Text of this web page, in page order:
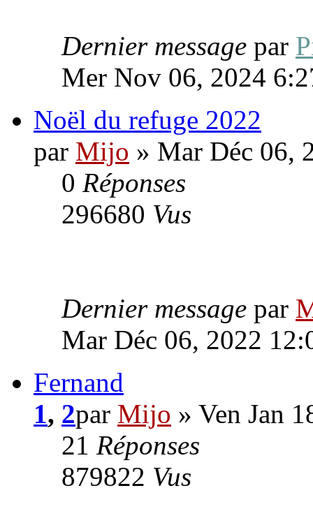
Dernier message par
Mer Nov 06, 2024
Noël du refuge 2022
par Mijo » Mar Déc 06,
0 Réponses
296680 Vus
Dernier message par
Mar Déc 06, 2022
Fernand
1, 2par Mijo » Ven Jan
21 Réponses
879822 Vus